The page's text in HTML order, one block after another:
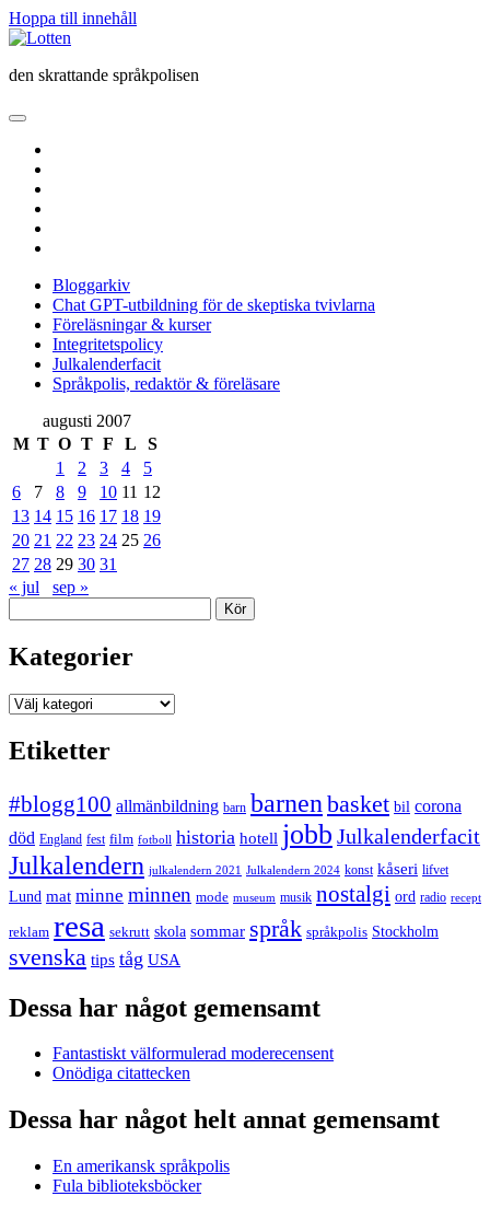
Hoppa till innehåll
Lotten
den skrattande språkpolisen
öppna
meny
Bloggarkiv
Chat GPT-utbildning för de skeptiska tvivlarna
Föreläsningar & kurser
Integritetspolicy
Julkalenderfacit
Språkpolis, redaktör & föreläsare
Sidopanel
augusti 2007
M T O T F L
S
1
2 3 4
5
6
7 8 9 10 11 12
13 14 15 16 17 18 19
20 21 22 23 24 25 26
27 28 29 30 31
« jul
sep »
Kategorier
Kategorier
Etiketter
#blogg100 allmänbildning barn barnen basket bil corona
död England fest film fotboll historia hotell jobb Julkalenderfacit
Julkalendern julkalendern 2021 Julkalendern 2024 konst kåseri lifvet
Lund mat minne minnen mode museum musik nostalgi ord radio recept
reklam resa sekrutt skola sommar språk språkpolis Stockholm
svenska tips tåg USA
Dessa har något gemensamt
Fantastiskt välformulerad moderecensent
Onödiga citattecken
Dessa har något helt annat gemensamt
En amerikansk språkpolis
Fula biblioteksböcker